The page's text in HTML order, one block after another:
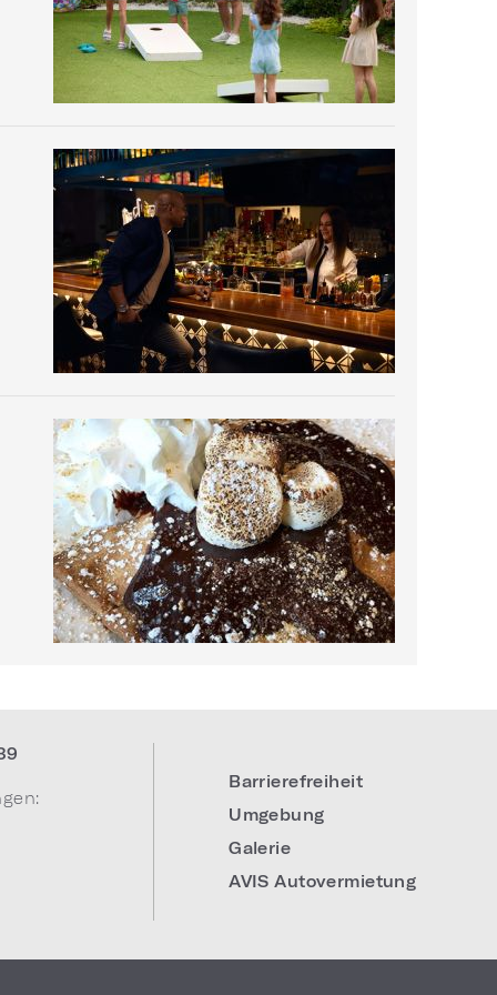
Barrierefreiheit
Umgebung
Galerie
AVIS Autovermietung